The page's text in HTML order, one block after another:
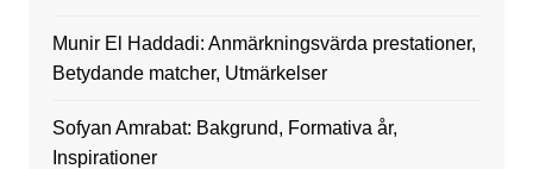
Munir El Haddadi: Anmärkningsvärda prestationer,
Betydande matcher, Utmärkelser
Sofyan Amrabat: Bakgrund, Formativa år,
Inspirationer